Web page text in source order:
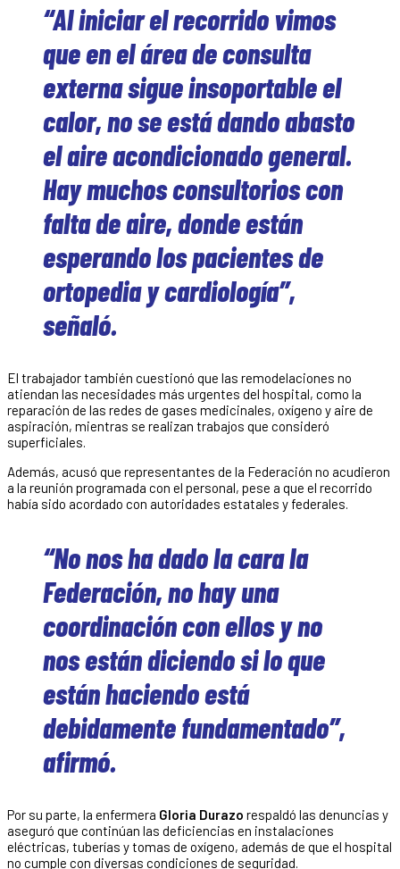
“Al iniciar el recorrido vimos
que en el área de consulta
externa sigue insoportable el
calor, no se está dando abasto
el aire acondicionado general.
Hay muchos consultorios con
falta de aire, donde están
esperando los pacientes de
ortopedia y cardiología”,
señaló.
El trabajador también cuestionó que las remodelaciones no
atiendan las necesidades más urgentes del hospital, como la
reparación de las redes de gases medicinales, oxígeno y aire de
aspiración, mientras se realizan trabajos que consideró
superficiales.
Además, acusó que representantes de la Federación no acudieron
a la reunión programada con el personal, pese a que el recorrido
había sido acordado con autoridades estatales y federales.
“No nos ha dado la cara la
Federación, no hay una
coordinación con ellos y no
nos están diciendo si lo que
están haciendo está
debidamente fundamentado”,
afirmó.
Por su parte, la enfermera Gloria Durazo respaldó las denuncias y
aseguró que continúan las deficiencias en instalaciones
eléctricas, tuberías y tomas de oxígeno, además de que el hospital
no cumple con diversas condiciones de seguridad.